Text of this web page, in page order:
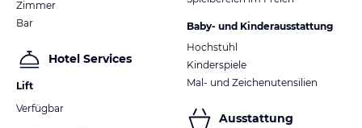
Zimmer
Bar
Hotel Services
Lift
Verfügbar
Baby- und Kinderausstattung
Hochstuhl
Kinderspiele
Mal- und Zeichenutensilien
Ausstattung